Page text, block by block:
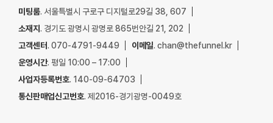
미팅룸. 서울특별시 구로구 디지털로29길 38, 607
소재지. 경기도 광명시 광명로 865번안길 21, 202
고객센터. 070-4791-9449 이메일. chan@thefunnel.kr
운영시간. 평일 10:00 – 17:00
사업자등록번호. 140-09-64703
통신판매업신고번호. 제2016-경기광명-0049호